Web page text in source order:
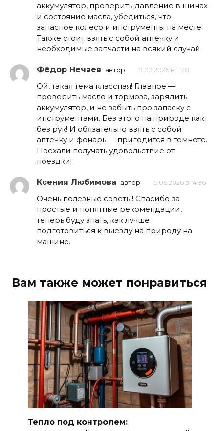
аккумулятор, проверить давление в шинах
и состояние масла, убедиться, что
запасное колесо и инструменты на месте.
Также стоит взять с собой аптечку и
необходимые запчасти на всякий случай.
Фёдор Нечаев автор 19.03.2026 в 11:28
Ой, такая тема классная! Главное —
проверить масло и тормоза, зарядить
аккумулятор, и не забыть про запаску с
инструментами. Без этого на природе как
без рук! И обязательно взять с собой
аптечку и фонарь — пригодится в темноте.
Поехали получать удовольствие от
поездки!
Ксения Любимова автор 15.06.2026 в 14:36
Очень полезные советы! Спасибо за
простые и понятные рекомендации,
теперь буду знать, как лучше
подготовиться к выезду на природу на
машине.
Вам также может понравиться
Тепло под контролем: